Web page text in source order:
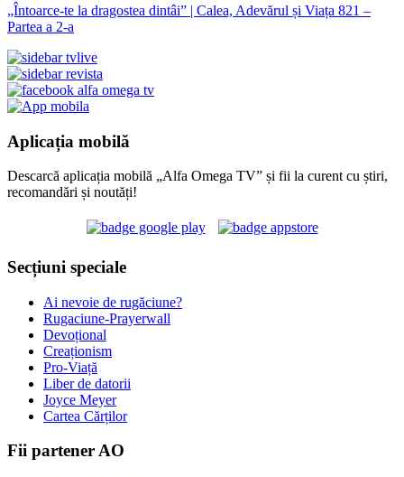
„Întoarce-te la dragostea dintâi” | Calea, Adevărul și Viața 821 –
Partea a 2-a
Aplicația mobilă
Descarcă aplicația mobilă „Alfa Omega TV” și fii la curent cu știri,
recomandări și noutăți!
Secțiuni speciale
Ai nevoie de rugăciune?
Rugaciune-Prayerwall
Devoțional
Creaționism
Pro-Viață
Liber de datorii
Joyce Meyer
Cartea Cărților
Fii partener AO